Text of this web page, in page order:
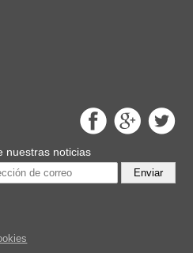
nuestras noticias
Enviar